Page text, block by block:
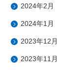
2024年2月
2024年1月
2023年12月
2023年11月